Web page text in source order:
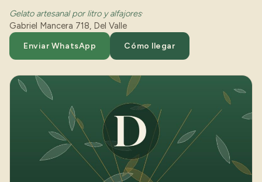
Gelato artesanal por litro y alfajores·
Gabriel Mancera 718, Del Valle
Enviar WhatsApp Cómo llegar